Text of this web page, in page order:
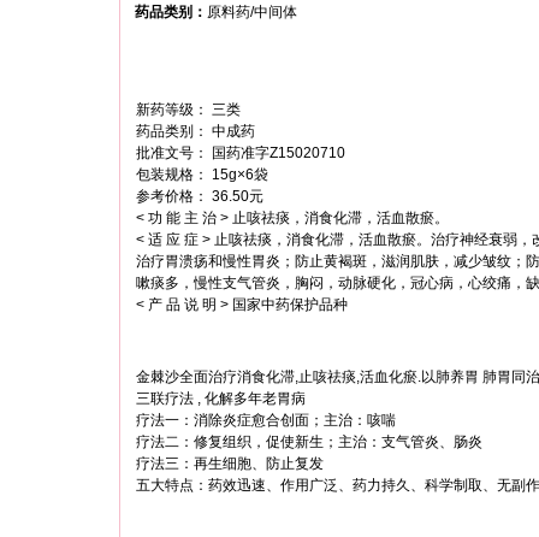
药品类别： 原料药/中间体
新药等级： 三类
药品类别： 中成药
批准文号： 国药准字Z15020710
包装规格： 15g×6袋
参考价格： 36.50元
< 功 能 主 治 > 止咳祛痰，消食化滞，活血散瘀。
< 适 应 症 > 止咳祛痰，消食化滞，活血散瘀。治疗神经衰弱
治疗胃溃疡和慢性胃炎；防止黄褐斑，滋润肌肤，减少皱纹；
嗽痰多，慢性支气管炎，胸闷，动脉硬化，冠心病，心绞痛，
< 产 品 说 明 > 国家中药保护品种
金棘沙全面治疗消食化滞,止咳祛痰,活血化瘀.以肺养胃 肺胃同
三联疗法 , 化解多年老胃病
疗法一：消除炎症愈合创面；主治：咳喘
疗法二：修复组织，促使新生；主治：支气管炎、肠炎
疗法三：再生细胞、防止复发
五大特点：药效迅速、作用广泛、药力持久、科学制取、无副